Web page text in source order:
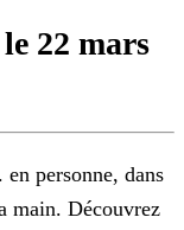
22 mars
personne, dans
main. Découvrez